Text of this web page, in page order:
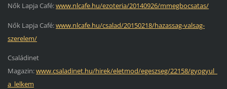
Nők Lapja Café:www.nlcafe.hu/ezoteria/20140926/mmegbocsatas/
Nők Lapja Café:www.nlcafe.hu/csalad/20150218/hazassag-valsag-
szerelem/
Családinet
Magazin:www.csaladinet.hu/hirek/eletmod/egeszseg/22158/gyogyul_
a_lelkem